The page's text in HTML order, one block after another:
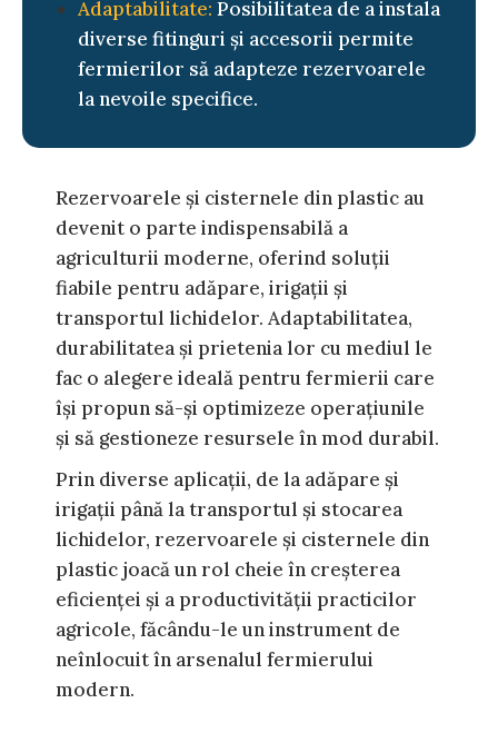
Adaptabilitate: Posibilitatea de a instala
diverse fitinguri și accesorii permite
fermierilor să adapteze rezervoarele
la nevoile specifice.
Rezervoarele și cisternele din plastic au
devenit o parte indispensabilă a
agriculturii moderne, oferind soluții
fiabile pentru adăpare, irigații și
transportul lichidelor. Adaptabilitatea,
durabilitatea și prietenia lor cu mediul le
fac o alegere ideală pentru fermierii care
își propun să-și optimizeze operațiunile
și să gestioneze resursele în mod durabil.
Prin diverse aplicații, de la adăpare și
irigații până la transportul și stocarea
lichidelor, rezervoarele și cisternele din
plastic joacă un rol cheie în creșterea
eficienței și a productivității practicilor
agricole, făcându-le un instrument de
neînlocuit în arsenalul fermierului
modern.